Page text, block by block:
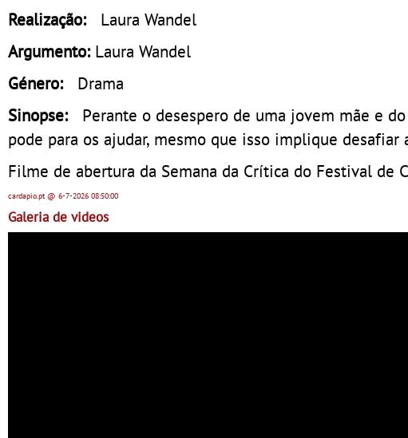
Realização:Laura Wandel
Argumento:Laura Wandel
Género:Drama
Sinopse: Perante o desespero de uma jovem mãe e
pode para os ajudar, mesmo que isso implique desafiar
Filme de abertura da Semana da Crítica do Festival de
cardapio.pt@ 6-7-2026 08:50:00
Galeria de videos